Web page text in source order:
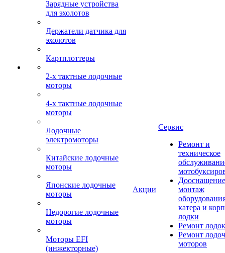
Зарядные устройства
для эхолотов
Держатели датчика для
эхолотов
Картплоттеры
2-х тактные лодочные
моторы
4-х тактные лодочные
моторы
Лодочные
электромоторы
Китайские лодочные
моторы
Японские лодочные
моторы
Недорогие лодочные
моторы
Моторы EFI
(инжекторные)
Акции
Сервис
Ремонт и
техническое
монтаж
катера и
лодки
Ремонт
Ремонт
моторов